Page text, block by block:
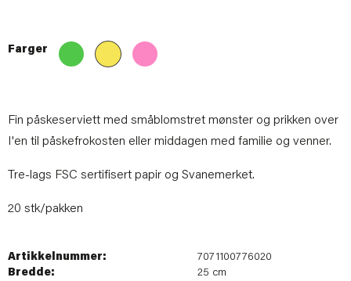
Farger
Fin påskeserviett med småblomstret mønster og prikken over
I'en til påskefrokosten eller middagen med familie og venner.
Tre-lags FSC sertifisert papir og Svanemerket.
20 stk/pakken
Artikkelnummer:
7071100776020
Bredde:
25 cm